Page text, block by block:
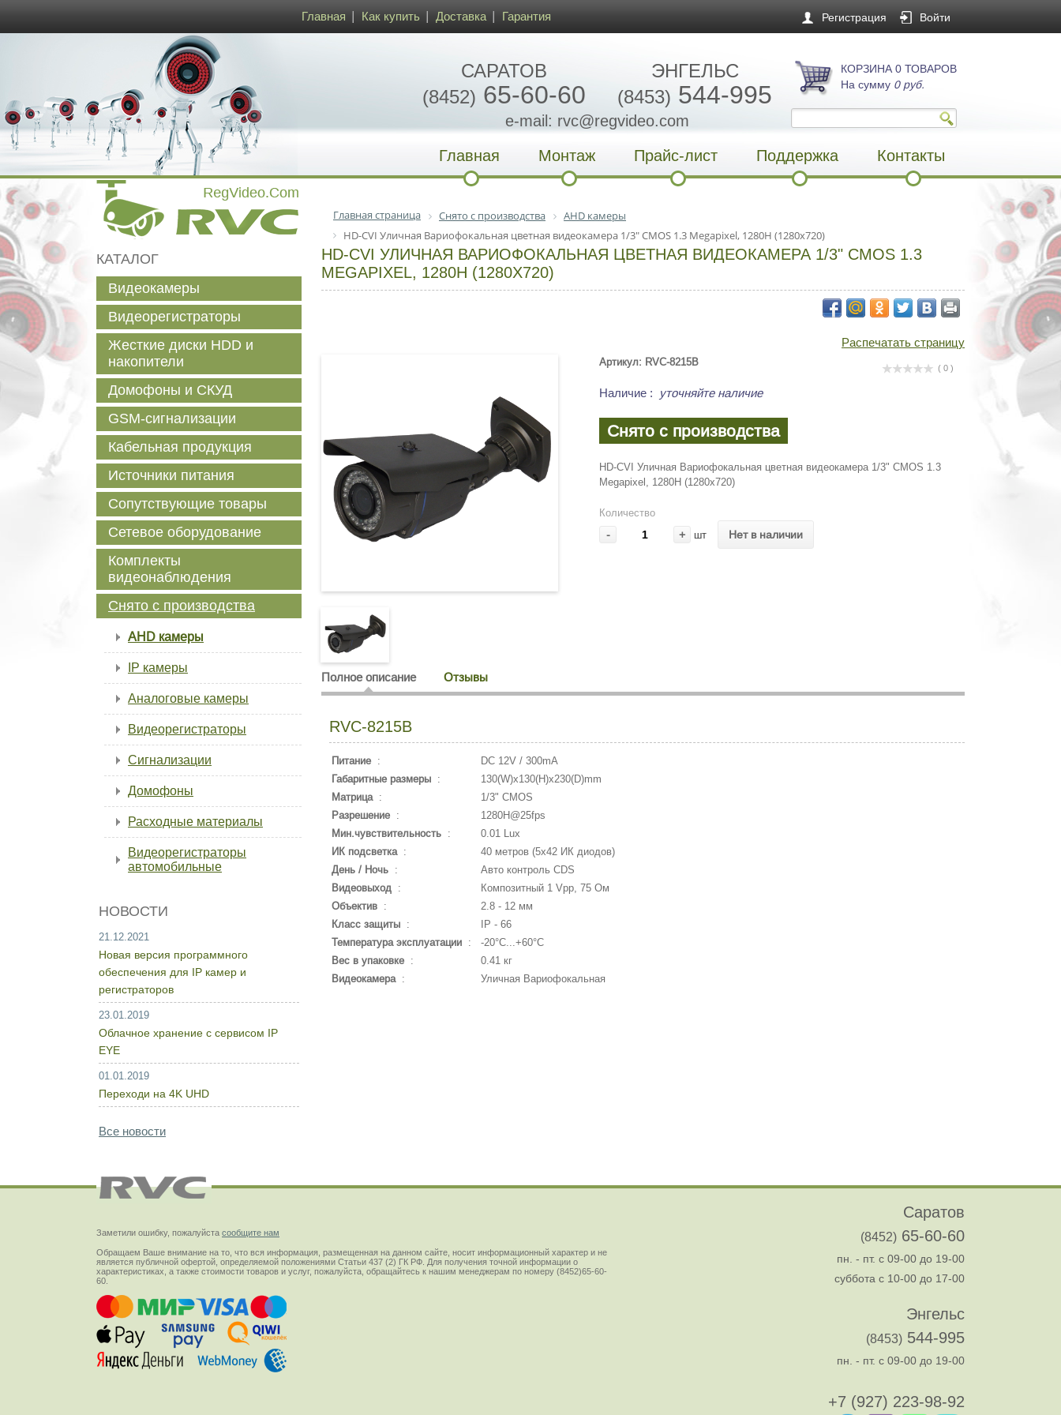
Главная Как купить Доставка Гарантия Регистрация Войти
САРАТОВ
(8452) 65-60-60
ЭНГЕЛЬС
(8453) 544-995
e-mail: rvc@regvideo.com
КОРЗИНА 0 ТОВАРОВ
На сумму 0 руб.
Главная Монтаж Прайс-лист Поддержка Контакты
Главная страница Снято с производства
AHD камеры
HD-CVI Уличная Вариофокальная цветная видеокамера 1/3" CMOS 1.3 Megapixel, 1280H (1280x720)
HD-CVI УЛИЧНАЯ ВАРИОФОКАЛЬНАЯ ЦВЕТНАЯ ВИДЕОКАМЕРА 1/3" CMOS 1.3
MEGAPIXEL, 1280H (1280X720)
Распечатать страницу
( 0 )
Артикул: RVC-8215B
Наличие : уточняйте наличие
Снято с производства
HD-CVI Уличная Вариофокальная цветная видеокамера 1/3" CMOS 1.3
Megapixel, 1280H (1280x720)
Количество
- + шт Нет в наличии
Полное описание Отзывы
RVC-8215B
Питание :
DC 12V / 300mA
Габаритные размеры :
130(W)x130(H)x230(D)mm
Матрица:
1/3" CMOS
Разрешение :
1280H@25fps
Мин.чувствительность :
0.01 Lux
ИК подсветка:
40 метров (5х42 ИК диодов)
День / Ночь :
Авто контроль CDS
Видеовыход :
Композитный 1 Vpp, 75 Ом
Объектив :
2.8 - 12 мм
Класс защиты :
IP - 66
Температура эксплуатации :
-20°С...+60°С
Вес в упаковке :
0.41 кг
Видеокамера: Уличная Вариофокальная
КАТАЛОГ
Видеокамеры
Видеорегистраторы
Жесткие диски HDD и
накопители
Домофоны и СКУД
GSM-сигнализации
Кабельная продукция
Источники питания
Сопутствующие товары
Сетевое оборудование
Комплекты
видеонаблюдения
Снято с производства
AHD камеры
IP камеры
Аналоговые камеры
Видеорегистраторы
Сигнализации
Домофоны
Расходные материалы
Видеорегистраторы
автомобильные
НОВОСТИ
21.12.2021
Новая версия программного
обеспечения для IP камер и
регистраторов
23.01.2019
Облачное хранение с сервисом IP
EYE
01.01.2019
Переходи на 4K UHD
Все новости
Заметили ошибку, пожалуйста сообщите нам
Обращаем Ваше внимание на то, что вся информация, размещенная на данном сайте, носит информационный характер и не
является публичной офертой, определяемой положениями Статьи 437 (2) ГК РФ. Для получения точной информации о
характеристиках, а также стоимости товаров и услуг, пожалуйста, обращайтесь к нашим менеджерам по номеру (8452)65-60-
60.
Саратов
(8452) 65-60-60
пн. - пт. с 09-00 до 19-00
суббота с 10-00 до 17-00
Энгельс
(8453) 544-995
пн. - пт. с 09-00 до 19-00
+7 (927) 223-98-92